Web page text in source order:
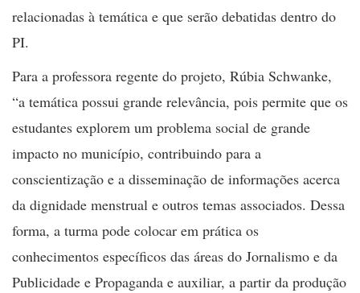
relacionadas à temática e que serão debatidas dentro do
PI.
Para a professora regente do projeto, Rúbia Schwanke,
“a temática possui grande relevância, pois permite que os
estudantes explorem um problema social de grande
impacto no município, contribuindo para a
conscientização e a disseminação de informações acerca
da dignidade menstrual e outros temas associados. Dessa
forma, a turma pode colocar em prática os
conhecimentos específicos das áreas do Jornalismo e da
Publicidade e Propaganda e auxiliar, a partir da produção